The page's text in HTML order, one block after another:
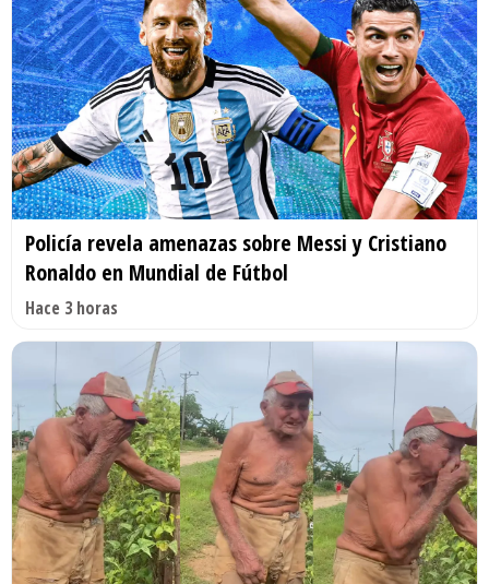
Policía revela amenazas sobre Messi y Cristiano
Ronaldo en Mundial de Fútbol
Hace 3 horas